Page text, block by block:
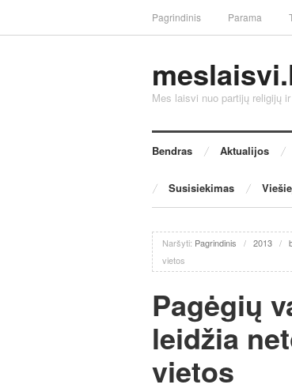
Pagrindinis Parama
Mes laisvi nuo partijų religijų
Bendras Aktualijos
Susisiekimas
Naršyti: Pagrindinis / 2013 /
vietos
Pagėgių
leidžia
vietos